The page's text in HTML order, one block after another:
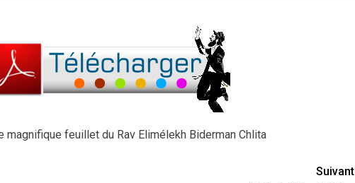
magnifique feuillet du Rav Elimélekh Biderman Chlita
Suivant